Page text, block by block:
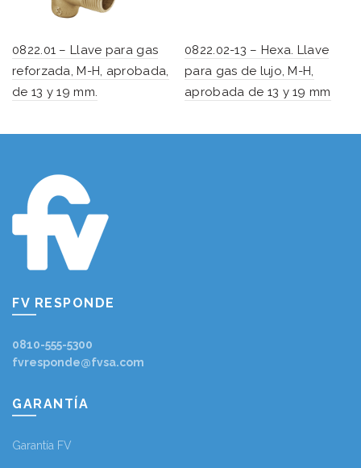
0822.01 – Llave para gas
reforzada, M-H, aprobada,
de 13 y 19 mm.
0822.02-13 – Hexa. Llave
para gas de lujo, M-H,
aprobada de 13 y 19 mm
FV RESPONDE
0810-555-5300
fvresponde@fvsa.com
GARANTÍA
Garantía FV